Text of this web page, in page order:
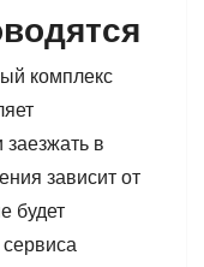
комплекс
заезжать в
зависит от
будет